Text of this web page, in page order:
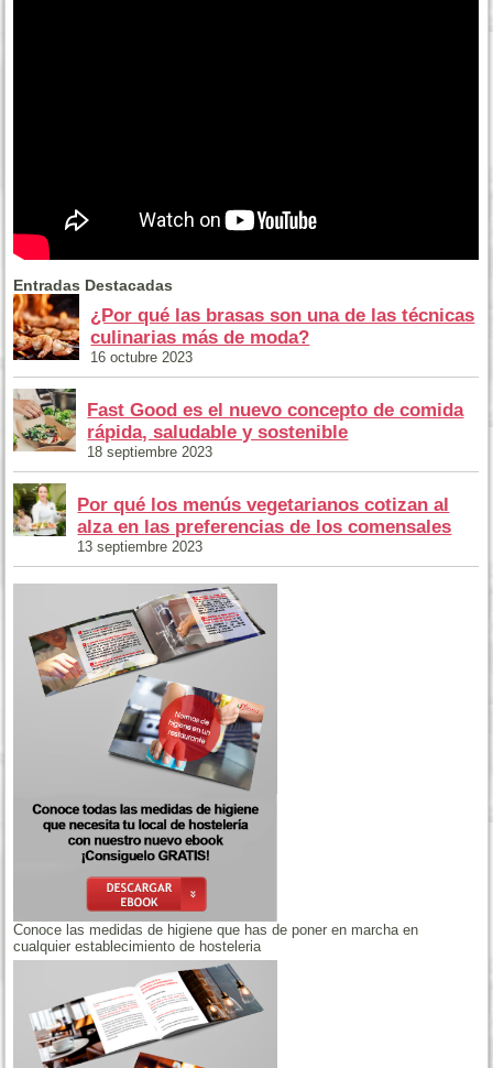
Entradas Destacadas
¿Por qué las brasas son una de las técnicas
culinarias más de moda?
16 octubre 2023
Fast Good es el nuevo concepto de comida
rápida, saludable y sostenible
18 septiembre 2023
Por qué los menús vegetarianos cotizan al
alza en las preferencias de los comensales
13 septiembre 2023
Conoce las medidas de higiene que has de poner en marcha en
cualquier establecimiento de hosteleria